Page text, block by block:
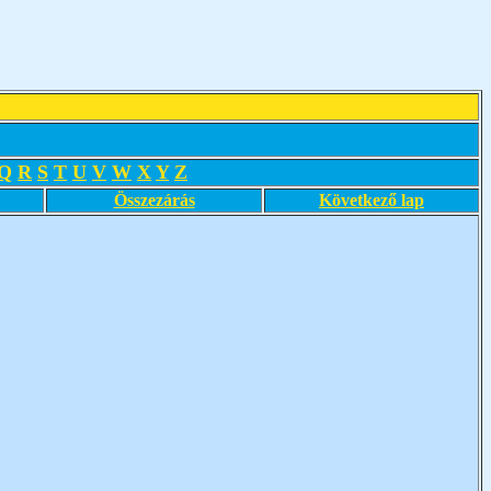
R S T U V W X Y Z
Összezárás Következő lap